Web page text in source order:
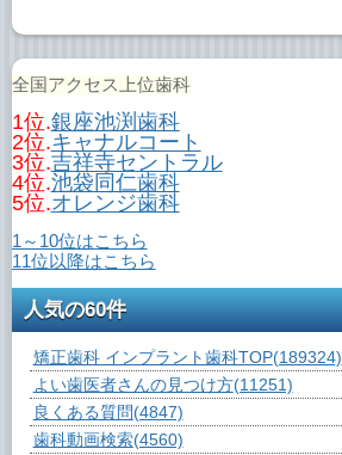
全国アクセス上位歯科
1位.銀座池渕歯科
2位.キャナルコート
3位.吉祥寺セントラル
4位.池袋同仁歯科
5位.オレンジ歯科
1～10位はこちら
11位以降はこちら
人気の60件
矯正歯科 インプラント歯科TOP(189324)
よい歯医者さんの見つけ方(11251)
良くある質問(4847)
歯科動画検索(4560)